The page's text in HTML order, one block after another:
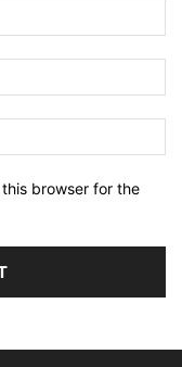
browser for the